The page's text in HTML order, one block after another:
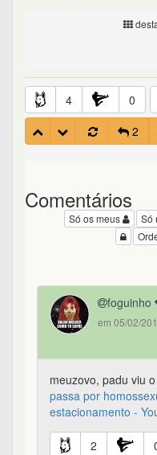
4 0
2
Comentários
Só
Só os meus
foguinho
em 05/02/
meuzovo, padu viu
passa por
estacionamento -
2